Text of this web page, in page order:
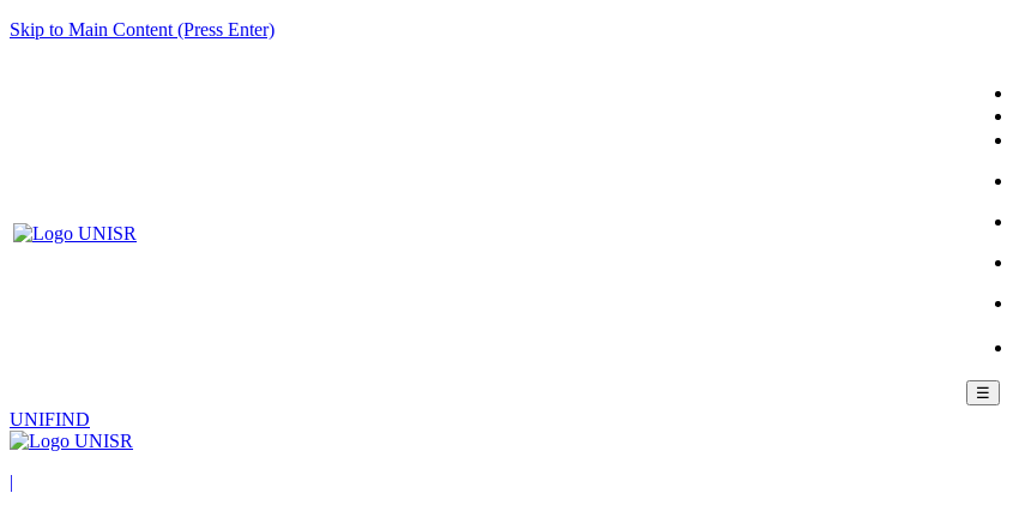
Skip to Main Content (Press Enter)
☰
UNIFIND
|